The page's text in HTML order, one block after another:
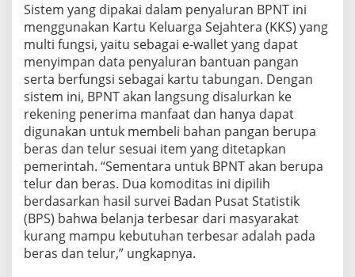
s
a
n
.
Sistem yang dipakai dalam penyaluran BPNT ini
menggunakan Kartu Keluarga Sejahtera (KKS) yang
multi fungsi, yaitu sebagai e-wallet yang dapat
menyimpan data penyaluran bantuan pangan
serta berfungsi sebagai kartu tabungan. Dengan
sistem ini, BPNT akan langsung disalurkan ke
rekening penerima manfaat dan hanya dapat
digunakan untuk membeli bahan pangan berupa
beras dan telur sesuai item yang ditetapkan
pemerintah. “Sementara untuk BPNT akan berupa
telur dan beras. Dua komoditas ini dipilih
berdasarkan hasil survei Badan Pusat Statistik
(BPS) bahwa belanja terbesar dari masyarakat
kurang mampu kebutuhan terbesar adalah pada
beras dan telur,” ungkapnya.